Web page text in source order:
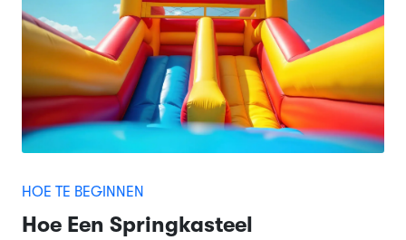
HOE TE BEGINNEN
Hoe Een Springkasteel